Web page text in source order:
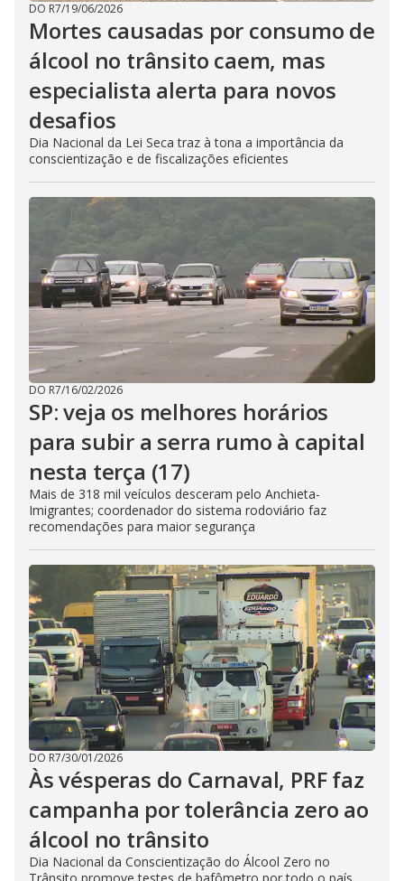
DO R7/19/06/2026
Mortes causadas por consumo de
álcool no trânsito caem, mas
especialista alerta para novos
desafios
Dia Nacional da Lei Seca traz à tona a importância da
conscientização e de fiscalizações eficientes
DO R7/16/02/2026
SP: veja os melhores horários
para subir a serra rumo à capital
nesta terça (17)
Mais de 318 mil veículos desceram pelo Anchieta-
Imigrantes; coordenador do sistema rodoviário faz
recomendações para maior segurança
DO R7/30/01/2026
Às vésperas do Carnaval, PRF faz
campanha por tolerância zero ao
álcool no trânsito
Dia Nacional da Conscientização do Álcool Zero no